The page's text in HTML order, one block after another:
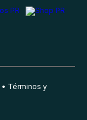
Términos y